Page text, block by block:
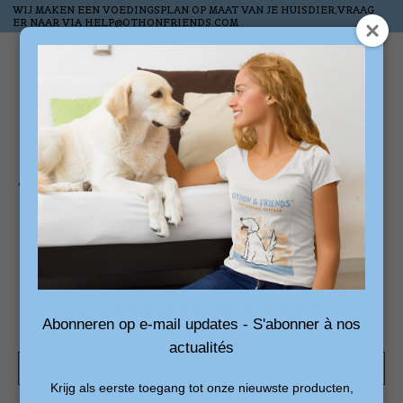
WIJ MAKEN EEN VOEDINGSPLAN OP MAAT VAN JE HUISDIER,VRAAG
ER NAAR VIA HELP@OTHONFRIENDS.COM
Liste de
Accueil / Mots-clés / voerzoekmatten
Produits associés au
mot-clé
Abonneren op e-mail updates - S'abonner à nos
actualités
Krijg als eerste toegang tot onze nieuwste producten,